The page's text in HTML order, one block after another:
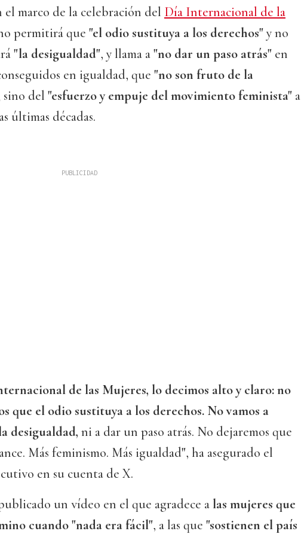
el marco de la celebración del Día Internacional de la
permitirá que "el odio sustituya a los derechos"y no
"la desigualdad", y llama a"no dar un paso atrás" en
en igualdad, que "no son fruto de la
sino del "esfuerzo y empuje del movimiento feminista" a
últimas décadas.
de las Mujeres, lo decimos alto y claro: no
que el odio sustituya a los derechos. No vamos a
desigualdad, ni a dar un paso atrás. No dejaremos que
Más feminismo. Más igualdad", ha asegurado el
en su cuenta de X.
un vídeo en el que agradece a las mujeres que
cuando "nada era fácil", a las que "sostienen el país